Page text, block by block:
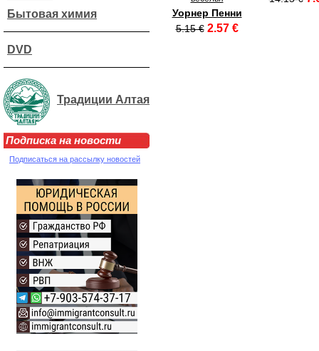
Бытовая химия
DVD
Традиции Алтая
Подписка на новости
Подписаться на рассылку новостей
Уорнер Пенни
5.15 € 2.57 €